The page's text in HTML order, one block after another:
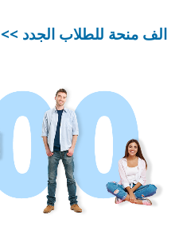
الف منحة للطلاب الجدد >>